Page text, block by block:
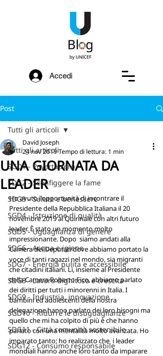
Accedi
Post
Tutti gli articoli
SGD1 - Povertà zero
SDG2 - Sconfiggere la fame
SDG3 - Salute e benessere
SGD4 - Istruzione di qualità
SGD5 - Uguaglianza di genere
SDG6 - Acqua e igiene
SDG7 - Energia pulita e accessibile
SDG8 - Lavoro dignitoso e crescita
SDG9 - Industria, innovazione
SGD10 - Ridurre le disuguaglianze
SDG11 - Città comunità sostenibile
SDG12 - Consumo responsabile
Tutti gli articoli
UNA GIORNATA DA
LEADER
David Joseph
24 nov 2019Tempo di lettura: 1 min
Ho avuto l'opportunità di incontrare il
Presidente della Repubblica Italiana il 20
novembre 2019 al Quirinale con altri futuro
leader. È stato un momento molto
impressionante. Dopo  siamo andati alla
Camera dei Deputati dove abbiamo portato la
voce di tanti ragazzi nel mondo, sia migranti
che citadini italiani. Lì, insieme al Presidente
della Camera Roberto Fico, abbiamo parlato
dei diritti per tutti i minorenni in Italia. I
bambini ed adolescenti della nostra
delegazione hanno parlato dei loro bisogni ma
quello che mi ha colpito di più è che hanno
parlato con una mentalità molto avanzata. Ho
imparato tanto; ho realizzato che  i leader
mondiali hanno anche loro tanto da imparare